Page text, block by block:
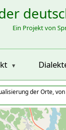
Ein Projekt von
der Orte,